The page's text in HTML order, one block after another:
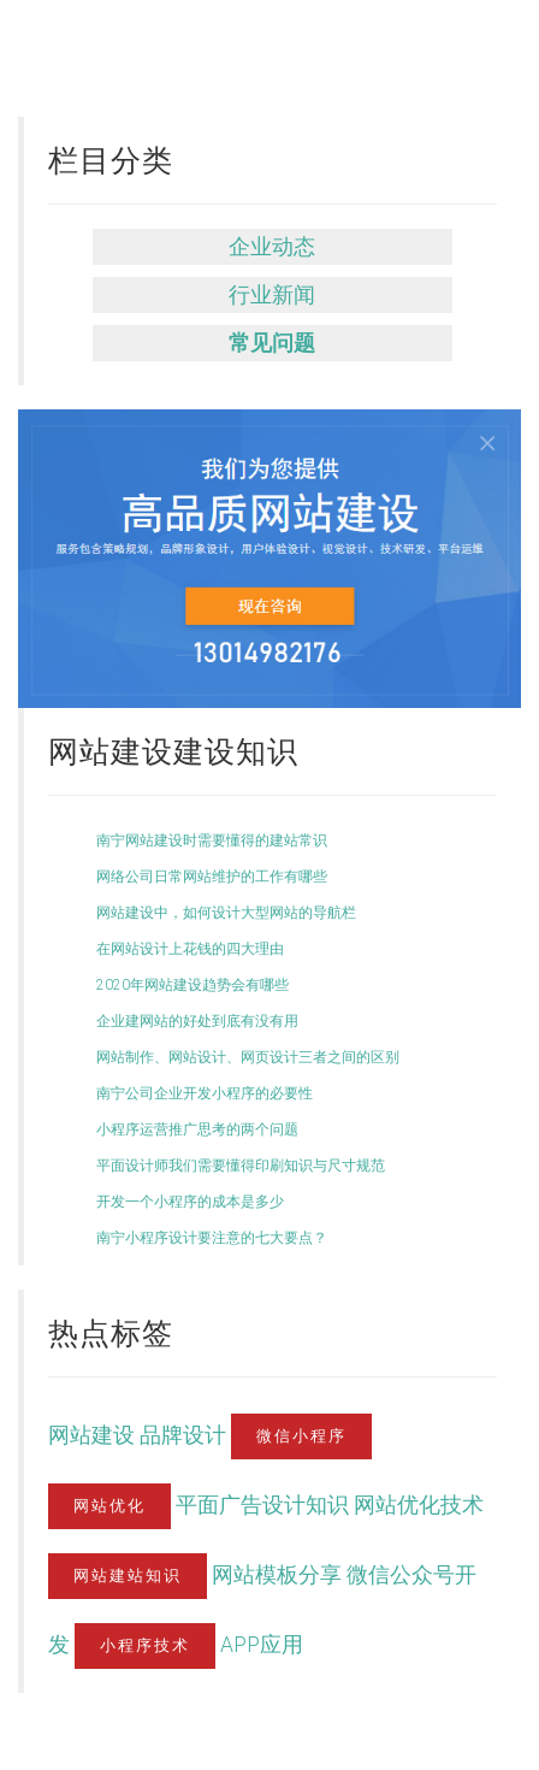
栏目分类
企业动态
行业新闻
常见问题
网站建设建设知识
南宁网站建设时需要懂得的建站常识
网络公司日常网站维护的工作有哪些
网站建设中，如何设计大型网站的导航栏
在网站设计上花钱的四大理由
2020年网站建设趋势会有哪些
企业建网站的好处到底有没有用
网站制作、网站设计、网页设计三者之间的区别
南宁公司企业开发小程序的必要性
小程序运营推广思考的两个问题
平面设计师我们需要懂得印刷知识与尺寸规范
开发一个小程序的成本是多少
南宁小程序设计要注意的七大要点？
热点标签
网站建设 品牌设计 微信小程序
网站优化 平面广告设计知识 网站优化技术
网站建站知识 网站模板分享 微信公众号开
发 小程序技术 APP应用